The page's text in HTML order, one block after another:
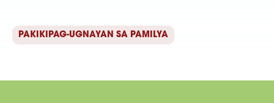
PAKIKIPAG-UGNAYAN SA PAMILYA